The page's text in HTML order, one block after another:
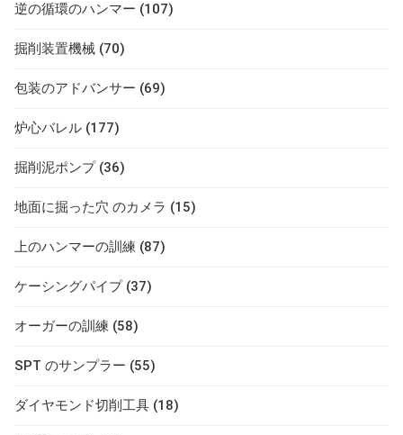
逆の循環のハンマー (107)
掘削装置機械 (70)
包装のアドバンサー (69)
炉心バレル (177)
掘削泥ポンプ (36)
地面に掘った穴 のカメラ (15)
上のハンマーの訓練 (87)
ケーシングパイプ (37)
オーガーの訓練 (58)
SPT のサンプラー (55)
ダイヤモンド切削工具 (18)